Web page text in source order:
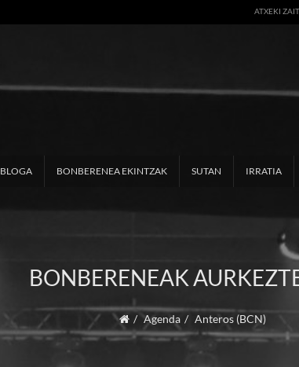
ATXEKI
BLOGA BONBERENEA EKINTZAK SUTAN IRRATIA
BONBERENEAK
Agenda Anteros (BCN)